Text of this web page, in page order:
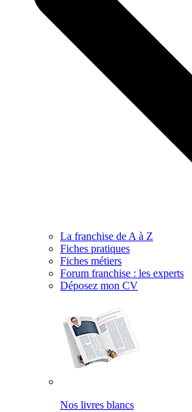
La franchise de A à Z
Fiches pratiques
Fiches métiers
Forum franchise : les experts
Déposez mon CV
Nos livres blancs